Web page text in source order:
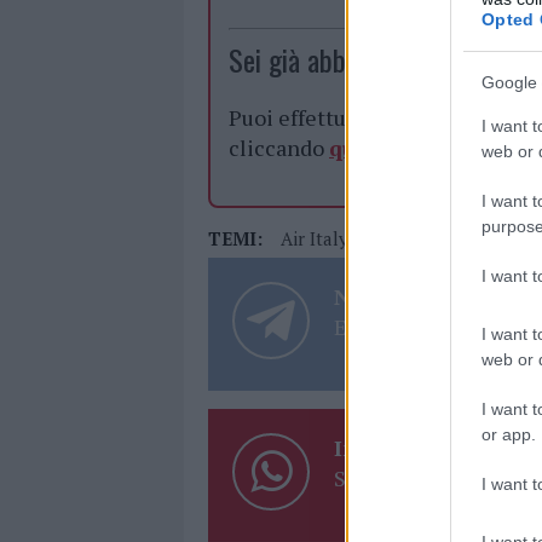
Opted
Google
I want
web or
I want
I want
I want
web or
I want
or app.
I want
Sei già abbonato?
Puoi effettuare l'accesso
cliccando qui
TEMI: Air Italy Boeing Air Italy
Notizie in tempo
Entra nel canale
Inviaci le tue
Su WhatsApp al